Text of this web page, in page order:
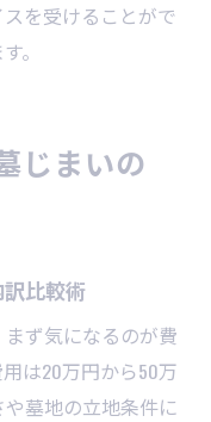
を受けることがで
。
じまいの
比較術
ず気になるのが費
は20万円から50万
墓地の立地条件に